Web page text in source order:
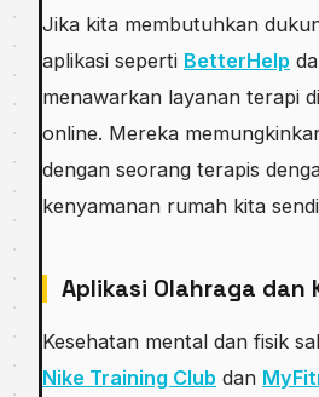
Jika kita membutuhkan
aplikasi seperti BetterHelp
menawarkan layanan terapi
online. Mereka
dengan seorang terapis
kenyamanan rumah kita
Aplikasi Olahraga dan
Kesehatan mental dan fisik
Nike Training Club dan